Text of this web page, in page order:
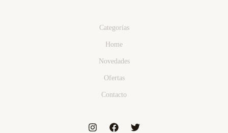
Categorías
Home
Novedades
Ofertas
Contacto